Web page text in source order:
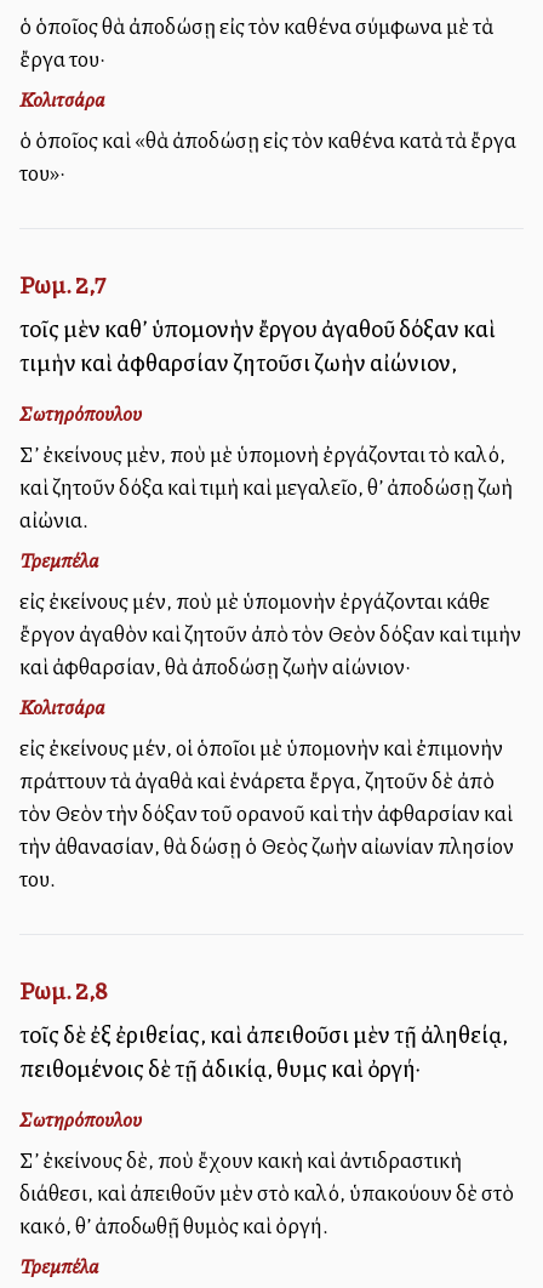
ὁ ὁποῖος θὰ ἀποδώσῃ εἰς τὸν καθένα σύμφωνα μὲ τὰ
ἔργα του·
Κολιτσάρα
ὁ ὁποῖος καὶ «θὰ ἀποδώσῃ εἰς τὸν καθένα κατὰ τὰ ἔργα
του»·
Ρωμ. 2,7
τοῖς μὲν καθ’ ὑπομονὴν ἔργου ἀγαθοῦ δόξαν καὶ
τιμὴν καὶ ἀφθαρσίαν ζητοῦσι ζωὴν αἰώνιον,
Σωτηρόπουλου
Σ’ ἐκείνους μὲν, ποὺ μὲ ὑπομονὴ ἐργάζονται τὸ καλό,
καὶ ζητοῦν δόξα καὶ τιμὴ καὶ μεγαλεῖο, θ’ ἀποδώσῃ ζωὴ
αἰὠνια.
Τρεμπέλα
εἰς ἐκείνους μέν, ποὺ μὲ ὑπομονὴν ἐργάζονται κάθε
ἔργον ἀγαθὸν καὶ ζητοῦν ἀπὸ τὸν Θεὸν δόξαν καὶ τιμὴν
καὶ ἀφθαρσίαν, θὰ ἀποδώσῃ ζωὴν αἰώνιον·
Κολιτσάρα
εἰς ἐκείνους μέν, οἱ ὁποῖοι μὲ ὑπομονὴν καὶ ἐπιμονὴν
πράττουν τὰ ἀγαθὰ καὶ ἐνάρετα ἔργα, ζητοῦν δὲ ἀπὸ
τὸν Θεὸν τὴν δόξαν τοῦ οὐρανοῦ καὶ τὴν ἀφθαρσίαν καὶ
τὴν ἀθανασίαν, θὰ δώσῃ ὁ Θεὸς ζωὴν αἰωνίαν πλησίον
του.
Ρωμ. 2,8
τοῖς δὲ ἐξ ἐριθείας, καὶ ἀπειθοῦσι μὲν τῇ ἀληθείᾳ,
πειθομένοις δὲ τῇ ἀδικίᾳ, θυμὸς καὶ ὀργή·
Σωτηρόπουλου
Σ’ ἐκείνους δὲ, ποὺ ἔχουν κακὴ καὶ ἀντιδραστικὴ
διάθεσι, καὶ ἀπειθοῦν μὲν στὸ καλό, ὑπακούουν δὲ στὸ
κακό, θ’ ἀποδωθῇ θυμὸς καὶ ὀργή.
Τρεμπέλα